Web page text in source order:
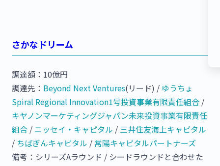
さかなドリーム
調達額：10億円
調達先： Beyond Next Ventures(リード) / ゆうちょ
Spiral Regional Innovation1号投資事業有限責任組合​ /
キヤノンマーケティングジャパン未来投資事業有限責任
組合 / ニッセイ・キャピタル / 三井住友海上キャピタル
/ ちばぎんキャピタル / 常陽キャピタルパートナーズ
備考：シリーズAラウンド / シードラウンドと合わせた